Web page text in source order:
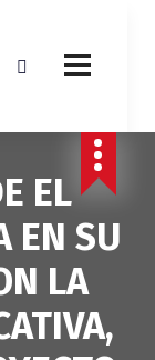
EL
EN SU
LA